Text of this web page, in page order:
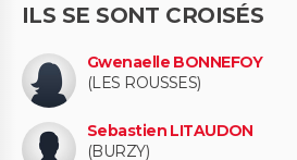
ILS SE SONT CROISÉS
Gwenaelle BONNEFOY
(LES ROUSSES)
Sebastien LITAUDON
(BURZY)